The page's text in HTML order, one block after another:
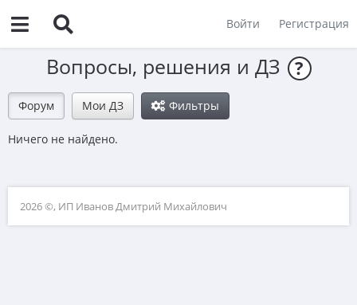
Войти Регистрация
Вопросы, решения и ДЗ ?
Форум Мои ДЗ Фильтры
Ничего не найдено.
2026 ©, ИП Иванов Дмитрий Михайлович